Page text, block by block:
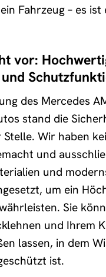
Fahrzeug – es ist
vor:
des Mercedes
stand die
Wir haben
und
und
um ein
Sie
und Ihrem
lassen, in dem
ist.